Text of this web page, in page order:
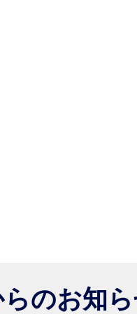
のお知